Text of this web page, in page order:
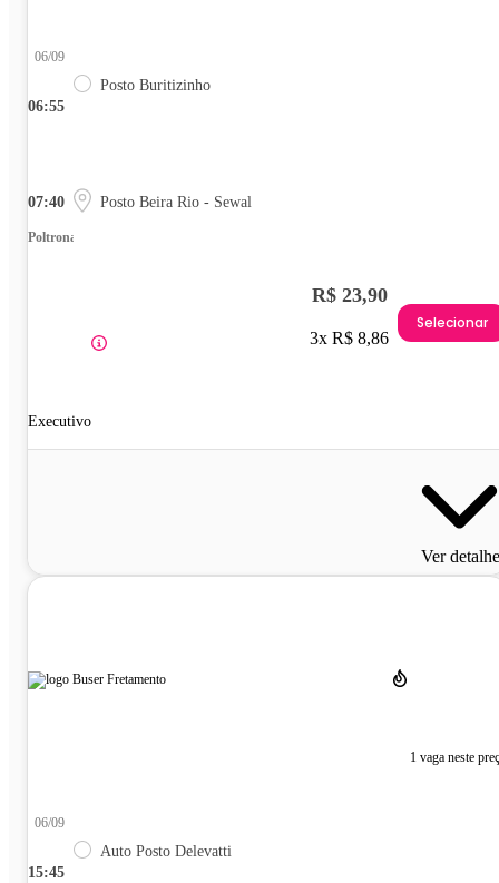
06:55
06/09
Posto Buritizinho
07:40 Posto Beira Rio - Sewal
Poltrona
Executivo
R$ 23,90
3x R$ 8,86
Selecionar
Ver
1 vaga neste
15:45
06/09
Auto Posto Delevatti